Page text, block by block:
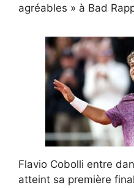
agréables » à Bad
Flavio Cobolli entre
atteint sa première